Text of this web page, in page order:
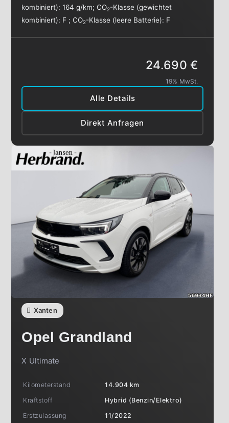
kombiniert):164 g/km;CO2-Klasse (gewichtet
kombiniert): F ;CO2-Klasse (leere Batterie): F
Alle Details
Direkt Anfragen
24.690 €
19% MwSt.
Xanten
Opel Grandland
X Ultimate
Kilometerstand
14.904 km
Kraftstoff
Hybrid (Benzin/Elektro)
Erstzulassung
11/2022